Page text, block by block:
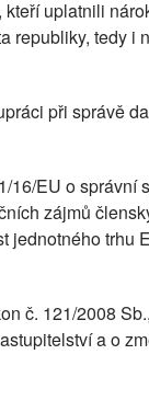
uplatnili
republiky, tedy i
při správě
16/EU o správní
zájmů
jednotného trhu
č. 121/2008
a o